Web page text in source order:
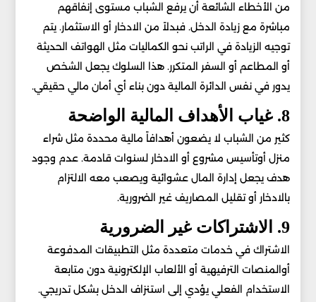
من الأخطاء الشائعة أن يرفع الشباب مستوى إنفاقهم
مباشرة مع زيادة الدخل. فبدلاً من الادخار أو الاستثمار. يتم
توجيه الزيادة في الراتب نحو الكماليات مثل الهواتف الحديثة
أو المطاعم أو السفر المتكرر. هذا السلوك يجعل الشخص
يدور في نفس الدائرة المالية دون بناء أي أمان مالي حقيقي.
8. غياب الأهداف المالية الواضحة
كثير من الشباب لا يضعون أهدافاً مالية محددة مثل شراء
منزل أوتأسيس مشروع أو الادخار لسنوات قادمة. عدم وجود
هدف يجعل إدارة المال عشوائية ويصعب معه الالتزام
بالادخار أو تقليل المصاريف غير الضرورية.
9. الاشتراكات غير الضرورية
الاشتراك في خدمات متعددة مثل التطبيقات المدفوعة
أوالمنصات الترفيهية أو الألعاب الإلكترونية دون متابعة
الاستخدام الفعلي يؤدي إلى استنزاف الدخل بشكل تدريجي.